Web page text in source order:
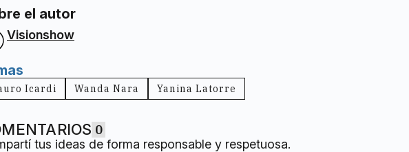
el autor
Visionshow
Icardi Wanda Nara Yanina Latorre
0
tus ideas de forma responsable y respetuosa.